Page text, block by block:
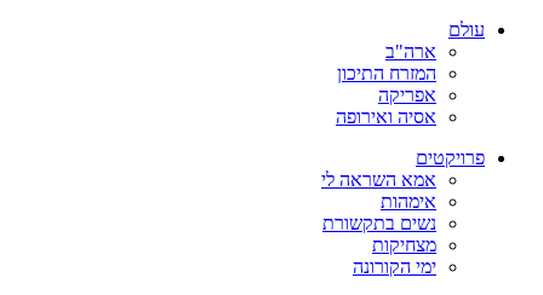
עולם
ארה"ב
המזרח התיכון
אפריקה
אסיה ואירופה
פרויקטים
אמא השראה לי
אימהות
נשים בתקשורת
מצחיקות
ימי הקורונה